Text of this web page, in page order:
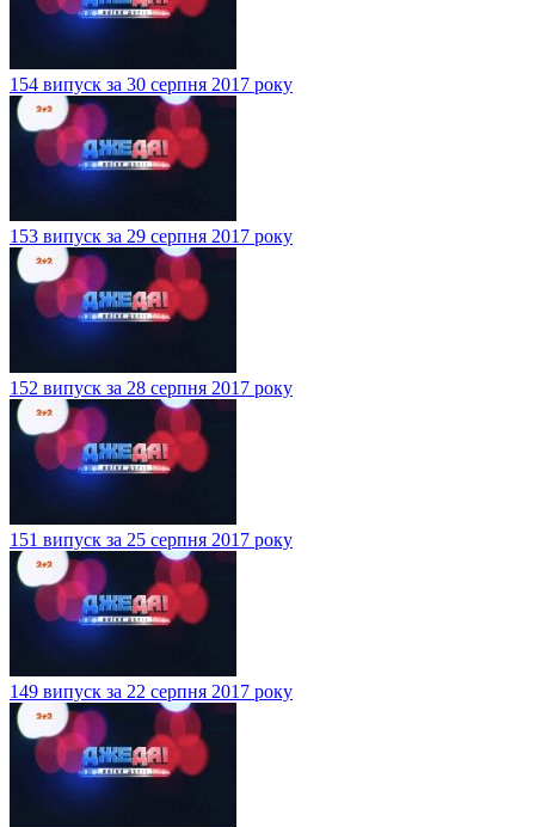
154 випуск за 30 серпня 2017 року
153 випуск за 29 серпня 2017 року
152 випуск за 28 серпня 2017 року
151 випуск за 25 серпня 2017 року
149 випуск за 22 серпня 2017 року